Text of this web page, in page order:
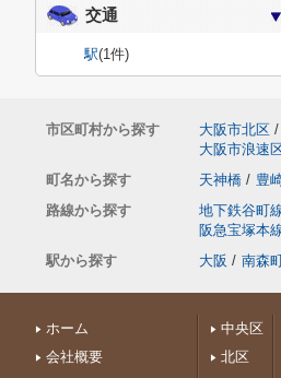
交通
駅(1件)
市区町村から探す 大阪市北区 /
大阪市浪速
町名から探す
天神橋 / 豊
路線から探す
地下鉄谷町
阪急宝塚本
駅から探す
大阪 / 南森
ホーム
会社概要
中央区
北区